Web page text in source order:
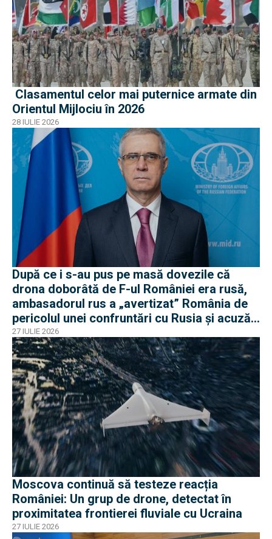
Clasamentul celor mai puternice armate din
Orientul Mijlociu în 2026
28 IULIE 2026
După ce i s-au pus pe masă dovezile că
drona doborâtă de F-ul României era rusă,
ambasadorul rus a „avertizat” România de
pericolul unei confruntări cu Rusia și acuză
o „înscenare propagandistă”
27 IULIE 2026
Moscova continuă să testeze reacția
României: Un grup de drone, detectat în
proximitatea frontierei fluviale cu Ucraina
27 IULIE 2026